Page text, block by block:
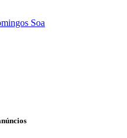
Soa